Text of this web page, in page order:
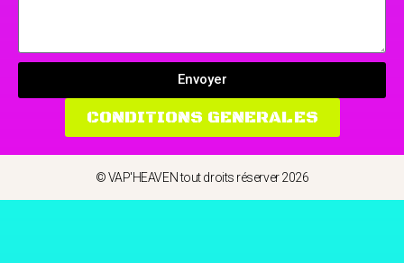
Envoyer
CONDITIONS GENERALES
© VAP'HEAVEN tout droits réserver 2026